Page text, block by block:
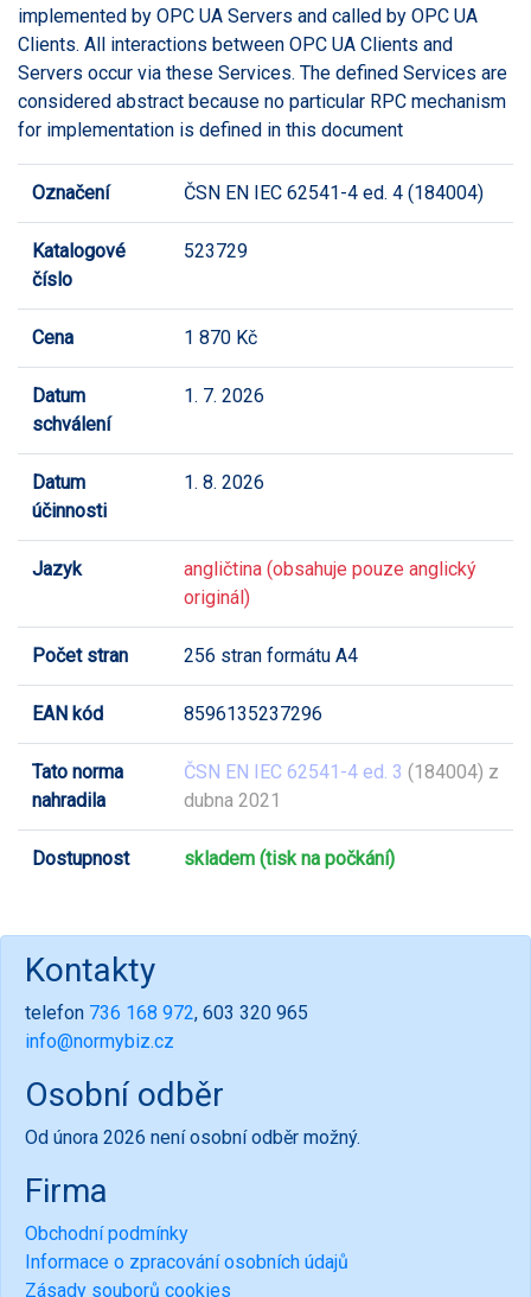
implemented by OPC UA Servers and called by OPC UA
Clients. All interactions between OPC UA Clients and
Servers occur via these Services. The defined Services are
considered abstract because no particular RPC mechanism
for implementation is defined in this document
Označení ČSN EN IEC 62541-4 ed. 4 (184004)
Katalogové
číslo
523729
Cena 1 870 Kč
Datum
schválení
1. 7. 2026
Datum
účinnosti
1. 8. 2026
Jazyk
angličtina (obsahuje pouze anglický
originál)
Počet stran 256 stran formátu A4
EAN kód 8596135237296
Tato norma
nahradila
ČSN EN IEC 62541-4 ed. 3 (184004) z
dubna 2021
Dostupnost skladem (tisk na počkání)
Kontakty
telefon 736 168 972, 603 320 965
info@normybiz.cz
Osobní odběr
Od února 2026 není osobní odběr možný.
Firma
Obchodní podmínky
Informace o zpracování osobních údajů
Zásady souborů cookies